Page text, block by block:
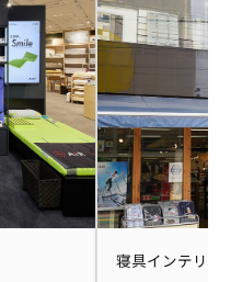
寝具インテリア